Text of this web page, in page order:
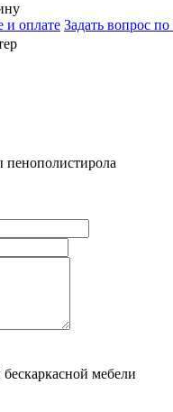
и оплате Задать вопрос по
пенополистирола
мебели